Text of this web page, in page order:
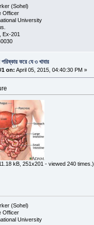
(Sohel)
Officer
University
Ex-201
করে যে ৩ খাবার
on: April 05, 2015, 04:40:30 PM »
kB, 251x201 - viewed 240 times.)
(Sohel)
Officer
University